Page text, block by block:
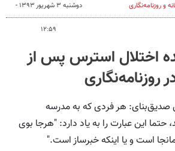
و روزنامه‌نگاری دوشنبه ۳ شهریور ۱۳۹۳ -
۱۲:۵۹
اختلال استرس پس از
هر فردی که به مدرسه
حتما این عبارت را به یاد دارد: "هرجا بوی
است و یا اینکه خبر‌ساز است."